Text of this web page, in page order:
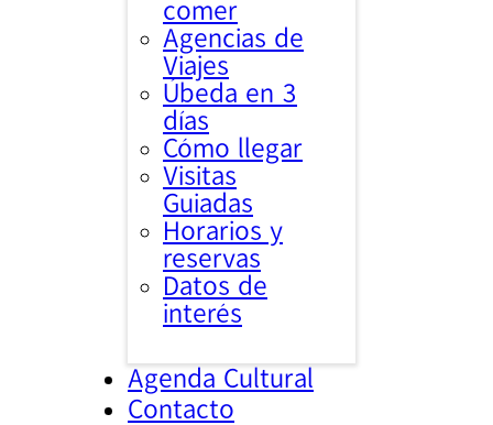
comer
Agencias de
Viajes
Úbeda en 3
días
Cómo llegar
Visitas
Guiadas
Horarios y
reservas
Datos de
interés
Agenda Cultural
Contacto